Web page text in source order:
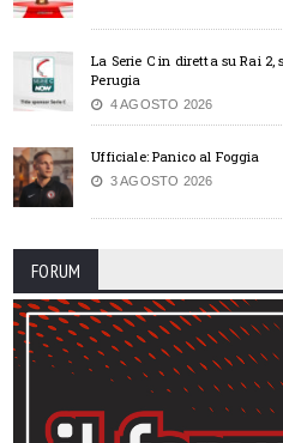
La Serie C in diretta su Rai
Perugia
4 AGOSTO 2026
Ufficiale: Panico al Foggia
3 AGOSTO 2026
FORUM